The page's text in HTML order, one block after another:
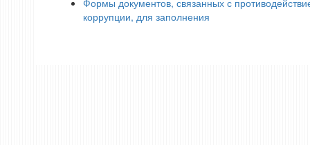
Формы документов, связанных с
коррупции, для заполнения